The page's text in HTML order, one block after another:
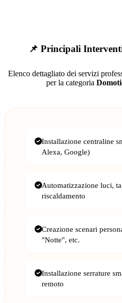
📌 Principali
Elenco dettagliato dei servizi
per la categoria
Installazione centraline
Alexa, Google)
Automatizzazione luci,
riscaldamento
Creazione scenari
"Notte", etc.
Installazione serrature
remoto